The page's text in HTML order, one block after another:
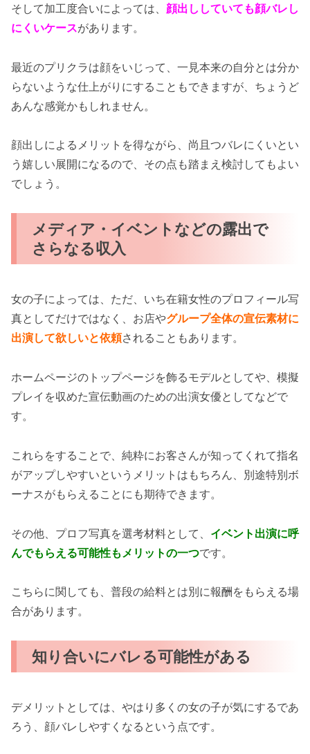
そして加工度合いによっては、 顔出ししていても顔バレし
にくいケースがあります。
最近のプリクラは顔をいじって、一見本来の自分とは分か
らないような仕上がりにすることもできますが、ちょうど
あんな感覚かもしれません。
顔出しによるメリットを得ながら、尚且つバレにくいとい
う嬉しい展開になるので、その点も踏まえ検討してもよい
でしょう。
メディア・イベントなどの露出で
さらなる収入
女の子によっては、ただ、いち在籍女性のプロフィール写
真としてだけではなく、お店やグループ全体の宣伝素材に
出演して欲しいと依頼されることもあります。
ホームページのトップページを飾るモデルとしてや、模擬
プレイを収めた宣伝動画のための出演女優としてなどで
す。
これらをすることで、純粋にお客さんが知ってくれて指名
がアップしやすいというメリットはもちろん、別途特別ボ
ーナスがもらえることにも期待できます。
その他、プロフ写真を選考材料として、 イベント出演に呼
んでもらえる可能性もメリットの一つです。
こちらに関しても、普段の給料とは別に報酬をもらえる場
合があります。
知り合いにバレる可能性がある
デメリットとしては、やはり多くの女の子が気にするであ
ろう、顔バレしやすくなるという点です。